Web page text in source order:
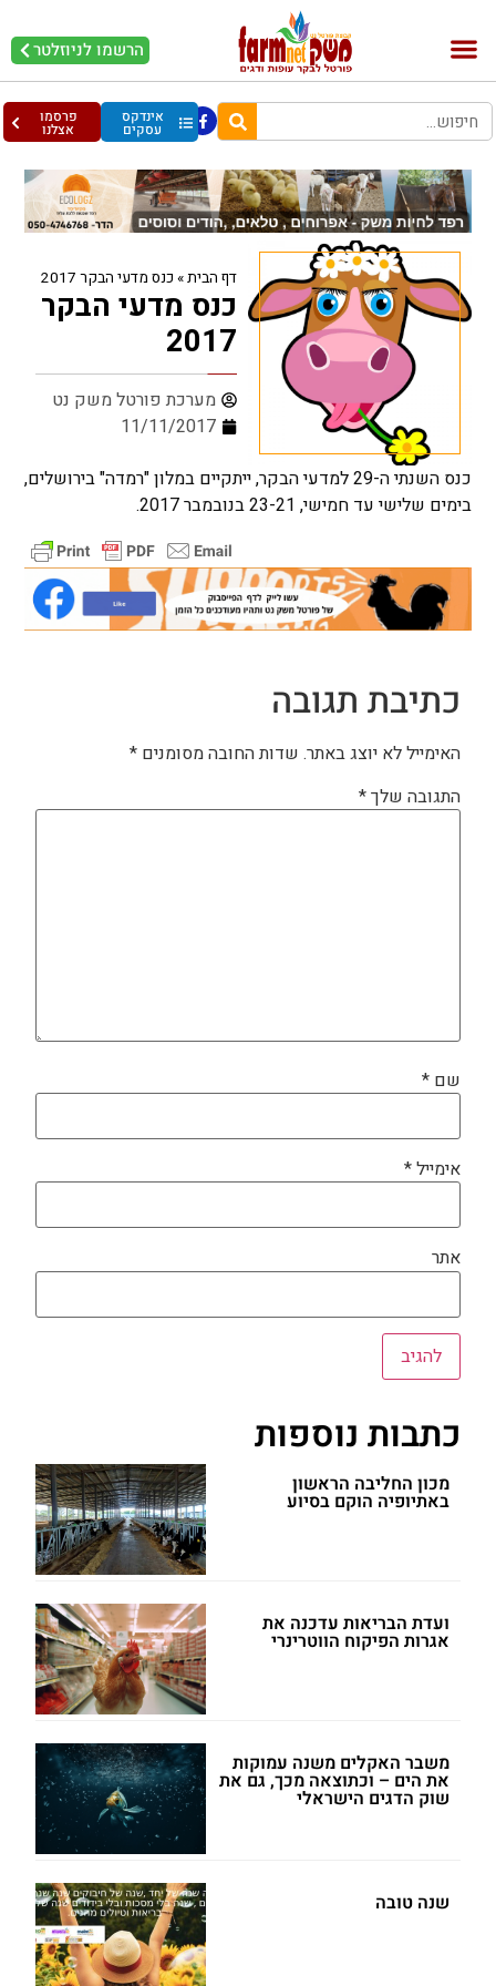
הרשמו לניוזלטר
אינדקס
עסקים
פרסמו
אצלנו
דף הבית» כנס מדעי הבקר 2017
כנס מדעי הבקר
2017
מערכת פורטל משק נט
11/11/2017
כנס השנתי ה-29 למדעי הבקר, ייתקיים במלון "רמדה" בירושלים,
בימים שלישי עד חמישי, 23-21 בנובמבר 2017.
כתיבת תגובה
האימייל לא יוצג באתר. שדות החובה מסומנים *
התגובה שלך*
שם *
אימייל*
אתר
כתבות נוספות
מכון החליבה הראשון
באתיופיה הוקם בסיוע
ועדת הבריאות עדכנה את
אגרות הפיקוח הווטרינרי
משבר האקלים משנה עמוקות
את הים – וכתוצאה מכך, גם את
שוק הדגים הישראלי
שנה טובה